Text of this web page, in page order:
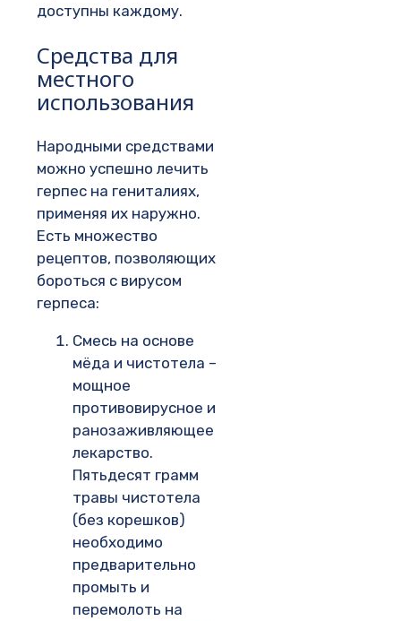
доступны каждому.
Средства для
местного
использования
Народными средствами
можно успешно лечить
герпес на гениталиях,
применяя их наружно.
Есть множество
рецептов, позволяющих
бороться с вирусом
герпеса:
Смесь на основе
мёда и чистотела –
мощное
противовирусное и
ранозаживляющее
лекарство.
Пятьдесят грамм
травы чистотела
(без корешков)
необходимо
предварительно
промыть и
перемолоть на